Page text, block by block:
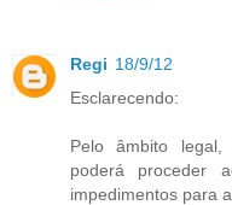
Regi 18/9/12
Esclarecendo:
Pelo âmbito
poderá proceder
impedimentos para